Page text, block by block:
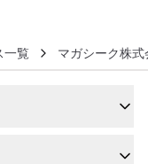
一覧 マガシーク株式